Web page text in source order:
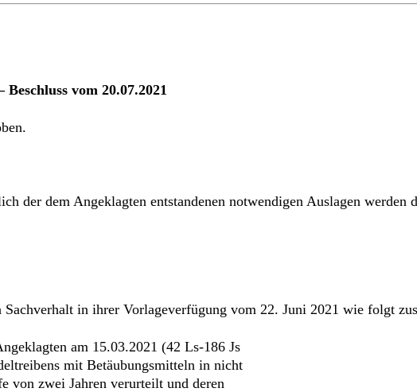
vom 20.07.2021
der dem Angeklagten entstandenen notwendigen Auslagen werden
Sachverhalt in ihrer Vorlageverfügung vom 22. Juni 2021 wie folgt
am 15.03.2021 (42 Ls-186 Js
mit Betäubungsmitteln in nicht
von zwei Jahren verurteilt und deren